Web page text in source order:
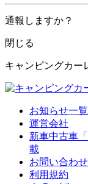
通報しますか？
閉じる
キャンピングカー
お知らせ一覧
運営会社
新車中古車
載
お問い合わせ
利用規約